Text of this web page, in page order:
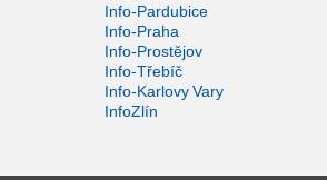
Info-Pardubice
Info-Praha
Info-Prostějov
Info-Třebíč
Info-Karlovy Vary
InfoZlín